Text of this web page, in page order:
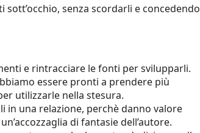
senza scordarli e concedendo
e rintracciare le fonti per svilupparli.
essere pronti a prendere più
utilizzarle nella stesura.
in una relazione, perchè danno valore
di fantasie dell’autore.